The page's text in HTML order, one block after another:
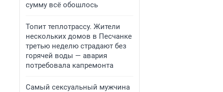
сумму всё обошлось
Топит теплотрассу. Жители
нескольких домов в Песчанке
третью неделю страдают без
горячей воды — авария
потребовала капремонта
Самый сексуальный мужчина